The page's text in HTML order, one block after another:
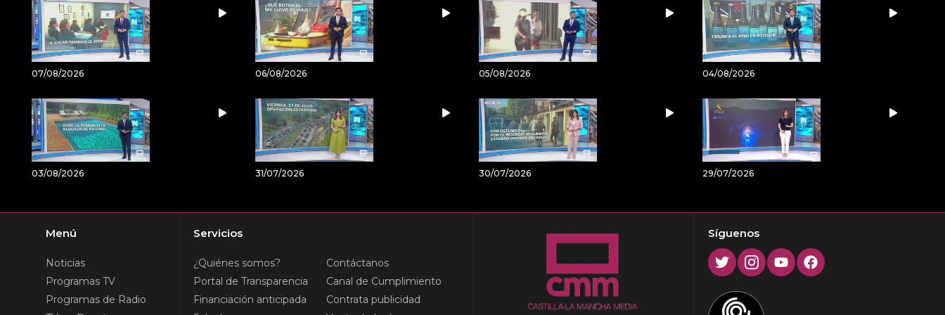
07/08/2026 06/08/2026 05/08/2026 04/08/2026
03/08/2026 31/07/2026 30/07/2026 29/07/2026
Menú
Noticias
Programas TV
Programas de Radio
Servicios
¿Quiénes somos?
Portal de Transparencia
Financiación anticipada
Contáctanos
Canal de Cumplimiento
Contrata publicidad
Síguenos
TwitterInstagram
YoutubeFacebook